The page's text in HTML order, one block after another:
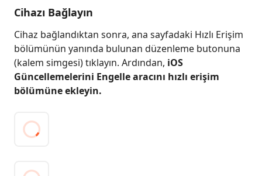
Cihazı Bağlayın
Cihaz bağlandıktan sonra, ana sayfadaki Hızlı Erişim
bölümünün yanında bulunan düzenleme butonuna
(kalem simgesi) tıklayın. Ardından, iOS
Güncellemelerini Engelle aracını hızlı erişim
bölümüne ekleyin.